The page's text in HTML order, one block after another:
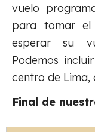
vuelo
para tomar
esperar su
Podemos
centro de Lima,
Final de